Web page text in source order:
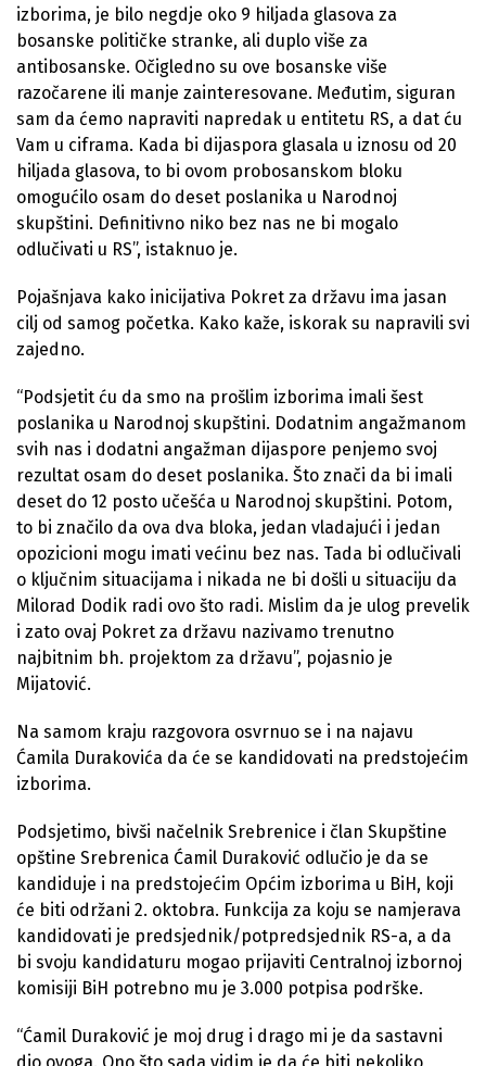
izborima, je bilo negdje oko 9 hiljada glasova za
bosanske političke stranke, ali duplo više za
antibosanske. Očigledno su ove bosanske više
razočarene ili manje zainteresovane. Međutim, siguran
sam da ćemo napraviti napredak u entitetu RS, a dat ću
Vam u ciframa. Kada bi dijaspora glasala u iznosu od 20
hiljada glasova, to bi ovom probosanskom bloku
omogućilo osam do deset poslanika u Narodnoj
skupštini. Definitivno niko bez nas ne bi mogalo
odlučivati u RS”, istaknuo je.
Pojašnjava kako inicijativa Pokret za državu ima jasan
cilj od samog početka. Kako kaže, iskorak su napravili svi
zajedno.
“Podsjetit ću da smo na prošlim izborima imali šest
poslanika u Narodnoj skupštini. Dodatnim angažmanom
svih nas i dodatni angažman dijaspore penjemo svoj
rezultat osam do deset poslanika. Što znači da bi imali
deset do 12 posto učešća u Narodnoj skupštini. Potom,
to bi značilo da ova dva bloka, jedan vladajući i jedan
opozicioni mogu imati većinu bez nas. Tada bi odlučivali
o ključnim situacijama i nikada ne bi došli u situaciju da
Milorad Dodik radi ovo što radi. Mislim da je ulog prevelik
i zato ovaj Pokret za državu nazivamo trenutno
najbitnim bh. projektom za državu”, pojasnio je
Mijatović.
Na samom kraju razgovora osvrnuo se i na najavu
Ćamila Durakovića da će se kandidovati na predstojećim
izborima.
Podsjetimo, bivši načelnik Srebrenice i član Skupštine
opštine Srebrenica Ćamil Duraković odlučio je da se
kandiduje i na predstojećim Općim izborima u BiH, koji
će biti održani 2. oktobra. Funkcija za koju se namjerava
kandidovati je predsjednik/potpredsjednik RS-a, a da
bi svoju kandidaturu mogao prijaviti Centralnoj izbornoj
komisiji BiH potrebno mu je 3.000 potpisa podrške.
“Ćamil Duraković je moj drug i drago mi je da sastavni